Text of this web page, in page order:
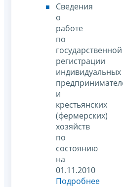
Сведения
о
работе
по
государственной
регистрации
индивидуальных
и
крестьянских
(фермерских)
хозяйств
по
состоянию
на
01.11.2010
Подробнее